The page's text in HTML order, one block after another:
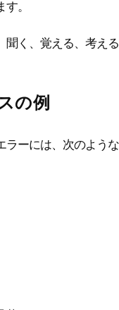
。
く、覚える、考え
の例
ーには、次のような